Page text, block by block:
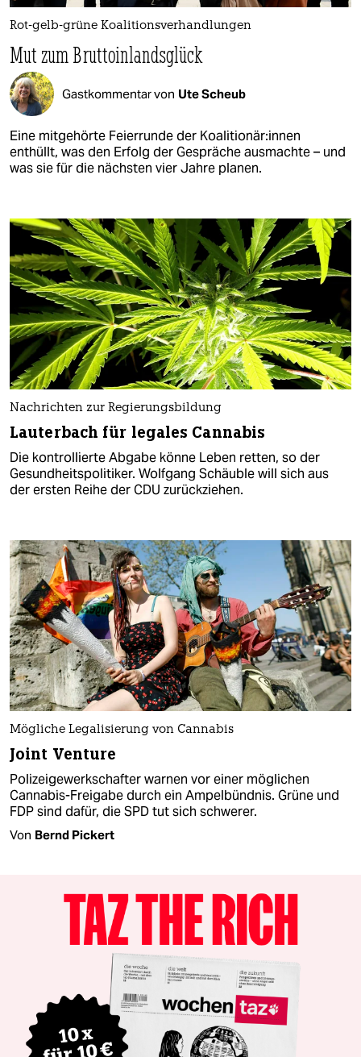
Rot-gelb-grüne Koalitionsverhandlungen
Mut zum Bruttoinlandsglück
Gastkommentar von Ute Scheub
Eine mitgehörte Feierrunde der Ko­ali­tio­nä­r:in­nen
enthüllt, was den Erfolg der Gespräche ausmachte – und
was sie für die nächsten vier Jahre planen.
Nachrichten zur Regierungsbildung
Lauterbach für legales Cannabis
Die kontrollierte Abgabe könne Leben retten, so der
Gesundheitspolitiker. Wolfgang Schäuble will sich aus
der ersten Reihe der CDU zurückziehen.
Mögliche Legalisierung von Cannabis
Joint Venture
Polizeigewerkschafter warnen vor einer möglichen
Cannabis-Freigabe durch ein Ampelbündnis. Grüne und
FDP sind dafür, die SPD tut sich schwerer.
Von Bernd Pickert